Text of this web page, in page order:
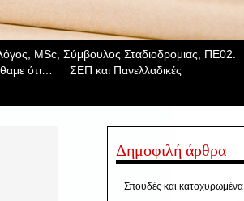
ΜSc, Σύμβουλος Σταδιοδρομιας, ΠΕ02.
ότι…
ΣΕΠ και Πανελλαδικές
Δημοφιλή άρθρα
Σπουδές και κατοχυρωμένα